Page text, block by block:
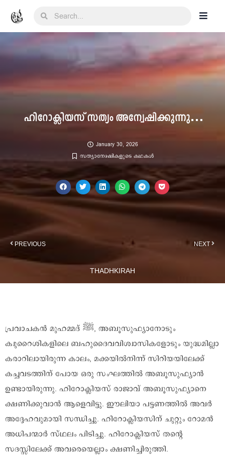
ഹിറോക്ലിയസ് സത്യം അന്വേഷിക്കുന്നു…
January 30, 2026
സത്യാന്വേഷികളുടെ കഥകൾ
PREVIOUS NEXT
THADHKIRAH
പ്രവാചകൻ മുഹമ്മദ് ‎ﷺ, അബൂസുഫ്യാനോടും
ക്വുറൈശികളിലെ ബഹുദൈവവിശ്വാസികളോടും യുദ്ധമില്ലാ
കരാറിലായിരുന്ന കാലം, മക്കയിൽനിന്ന് സിറിയയിലേക്ക്
കച്ചവടത്തിന് പോയ ഒരു സംഘത്തിൽ അബൂസുഫ്യാൻ
ഉണ്ടായിരുന്നു. ഹിറോക്ലിയസ് രാജാവ് അബൂസുഫ്യാനെ
ക്ഷണിക്കുവാൻ ആളെവിട്ടു. ഈലിയാ പട്ടണത്തിൽ അവർ
അദ്ദേഹവുമായി സന്ധിച്ചു. ഹിറോക്ലിയസിന് ചുറ്റും റോമൻ
അധിപന്മാർ സ്ഥലം പിടിച്ചു. ഹിറോക്ലിയസ് തന്റെ
സദസ്സിലേക്ക് അവരെയെല്ലാം ക്ഷണിച്ചിരുത്തി.